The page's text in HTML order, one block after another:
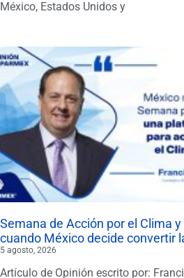
México, Estados Unidos y
Semana de Acción por el Clima
cuando México decide convertir
5 agosto, 2026
Artículo de Opinión escrito por: